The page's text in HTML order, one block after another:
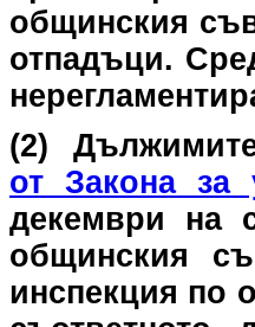
общинския
отпадъци.
(2)
от Закона за
декември на
общинския
инспекция по